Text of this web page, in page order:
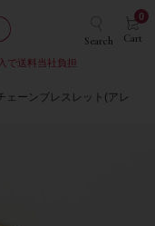
Search Cart
0
で送料当社負担
ェーンブレスレット(アレ